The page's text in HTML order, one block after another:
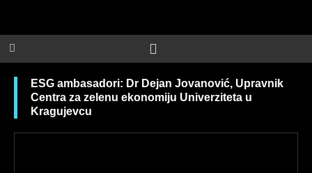
content
ESG ambasadori: Dr Dejan Jovanović, Upravnik
Centra za zelenu ekonomiju Univerziteta u
Kragujevcu